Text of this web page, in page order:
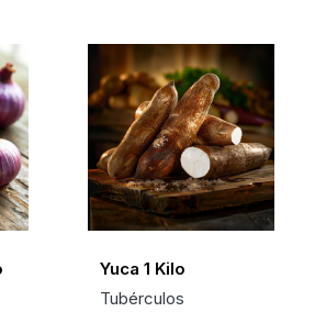
Yuca 1 Kilo
Tubérculos